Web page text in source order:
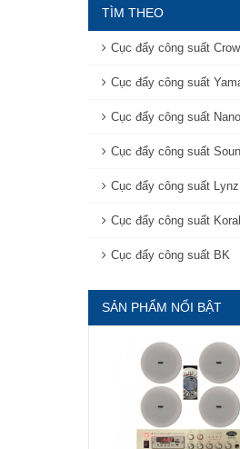
TÌM THEO
Cục đẩy công suất
Cục đẩy công suất
Cục đẩy công suất
Cục đẩy công suất
Cục đẩy công suất Lynz
Cục đẩy công suất
Cục đẩy công suất BK
SẢN PHẨM NỔI BẬT